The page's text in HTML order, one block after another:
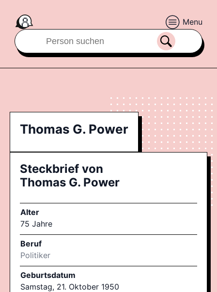
Menu
Thomas G. Power
Steckbrief von
Thomas G. Power
Alter
75 Jahre
Beruf
Politiker
Geburtsdatum
Samstag, 21. Oktober 1950